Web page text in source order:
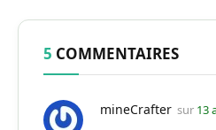
5 COMMENTAIRES
mineCrafter sur 13